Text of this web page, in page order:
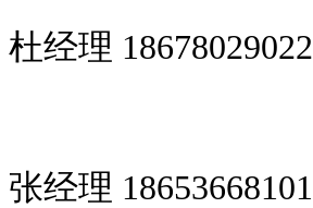
杜经理 18678029022
张经理 18653668101